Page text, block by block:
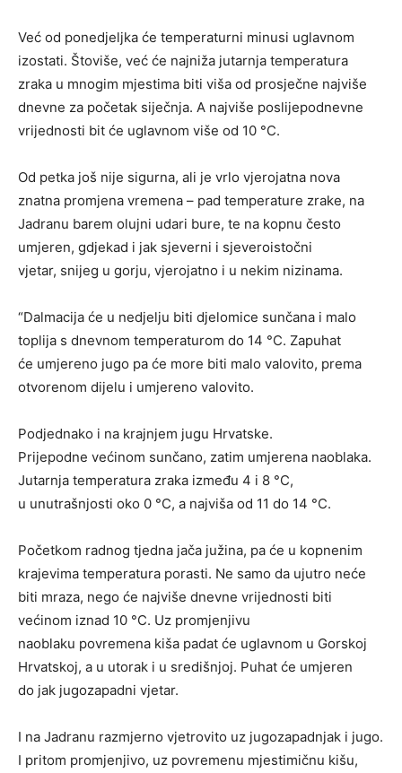
Već od ponedjeljka će temperaturni minusi uglavnom
izostati. Štoviše, već će najniža jutarnja temperatura
zraka u mnogim mjestima biti viša od prosječne najviše
dnevne za početak siječnja. A najviše poslijepodnevne
vrijednosti bit će uglavnom više od 10 °C.
Od petka još nije sigurna, ali je vrlo vjerojatna nova
znatna promjena vremena – pad temperature zrake, na
Jadranu barem olujni udari bure, te na kopnu često
umjeren, gdjekad i jak sjeverni i sjeveroistočni
vjetar, snijeg u gorju, vjerojatno i u nekim nizinama.
“Dalmacija će u nedjelju biti djelomice sunčana i malo
toplija s dnevnom temperaturom do 14 °C. Zapuhat
će umjereno jugo pa će more biti malo valovito, prema
otvorenom dijelu i umjereno valovito.
Podjednako i na krajnjem jugu Hrvatske.
Prijepodne većinom sunčano, zatim umjerena naoblaka.
Jutarnja temperatura zraka između 4 i 8 °C,
u unutrašnjosti oko 0 °C, a najviša od 11 do 14 °C.
Početkom radnog tjedna jača južina, pa će u kopnenim
krajevima temperatura porasti. Ne samo da ujutro neće
biti mraza, nego će najviše dnevne vrijednosti biti
većinom iznad 10 °C. Uz promjenjivu
naoblaku povremena kiša padat će uglavnom u Gorskoj
Hrvatskoj, a u utorak i u središnjoj. Puhat će umjeren
do jak jugozapadni vjetar.
I na Jadranu razmjerno vjetrovito uz jugozapadnjak i jugo.
I pritom promjenjivo, uz povremenu mjestimičnu kišu,